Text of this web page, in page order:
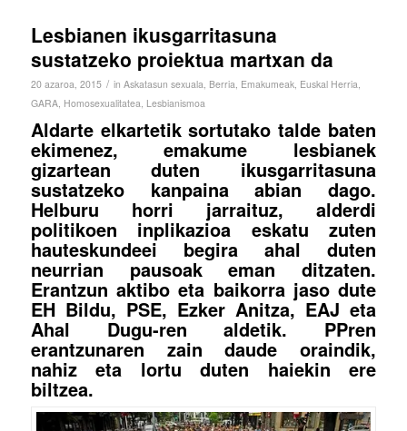
Lesbianen ikusgarritasuna
sustatzeko proiektua martxan da
20 azaroa, 2015 / in Askatasun sexuala Berria Emakumeak, Euskal Herria
GARA, Homosexualitatea Lesbianismoa
Aldarte elkartetik sortutako talde baten
ekimenez, emakume lesbianek
gizartean duten ikusgarritasuna
sustatzeko kanpaina abian dago.
Helburu horri jarraituz, alderdi
politikoen inplikazioa eskatu zuten
hauteskundeei begira ahal duten
neurrian pausoak eman ditzaten.
Erantzun aktibo eta baikorra jaso dute
EH Bildu, PSE, Ezker Anitza, EAJ eta
Ahal Dugu-ren aldetik. PPren
erantzunaren zain daude oraindik,
nahiz eta lortu duten haiekin ere
biltzea.